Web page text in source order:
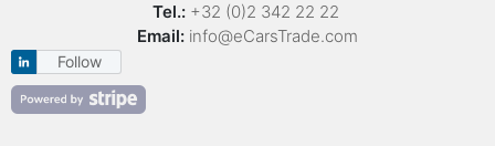
Tel.: +32 (0)2 342 22 22
Email: info@eCarsTrade.com
Follow